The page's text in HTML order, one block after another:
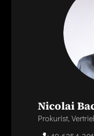
Nicolai
Prokurist,